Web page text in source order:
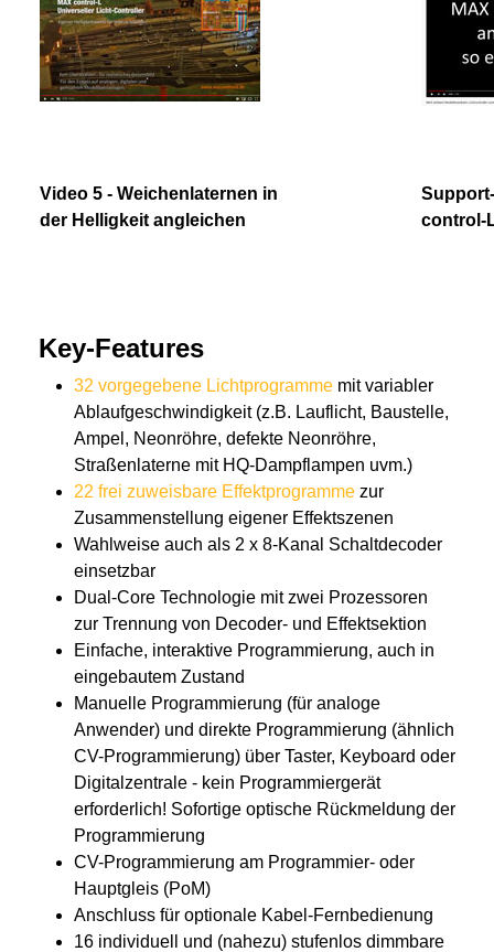
Video 5 - Weichenlaternen in
der Helligkeit angleichen
control-
Key-Features
32 vorgegebene Lichtprogramme mit variabler
Ablaufgeschwindigkeit (z.B. Lauflicht, Baustelle,
Ampel, Neonröhre, defekte Neonröhre,
Straßenlaterne mit HQ-Dampflampen uvm.)
22 frei zuweisbare Effektprogramme zur
Zusammenstellung eigener Effektszenen
Wahlweise auch als 2 x 8-Kanal Schaltdecoder
einsetzbar
Dual-Core Technologie mit zwei Prozessoren
zur Trennung von Decoder- und Effektsektion
Einfache, interaktive Programmierung, auch in
eingebautem Zustand
Manuelle Programmierung (für analoge
Anwender) und direkte Programmierung (ähnlich
CV-Programmierung) über Taster, Keyboard oder
Digitalzentrale - kein Programmiergerät
erforderlich! Sofortige optische Rückmeldung der
Programmierung
CV-Programmierung am Programmier- oder
Hauptgleis (PoM)
Anschluss für optionale Kabel-Fernbedienung
16 individuell und (nahezu) stufenlos dimmbare